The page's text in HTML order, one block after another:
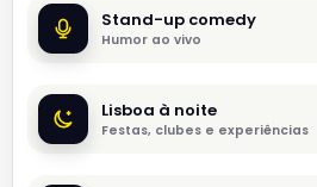
Stand-up comedy
Humor ao vivo
Lisboa à noite
Festas, clubes e experiências